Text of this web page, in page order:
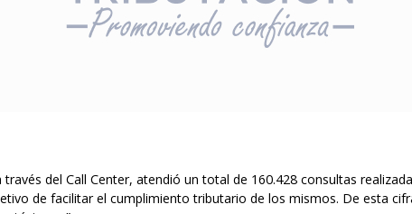
del Call Center, atendió un total de 160.428 consultas
de facilitar el cumplimiento tributario de los mismos. De esta